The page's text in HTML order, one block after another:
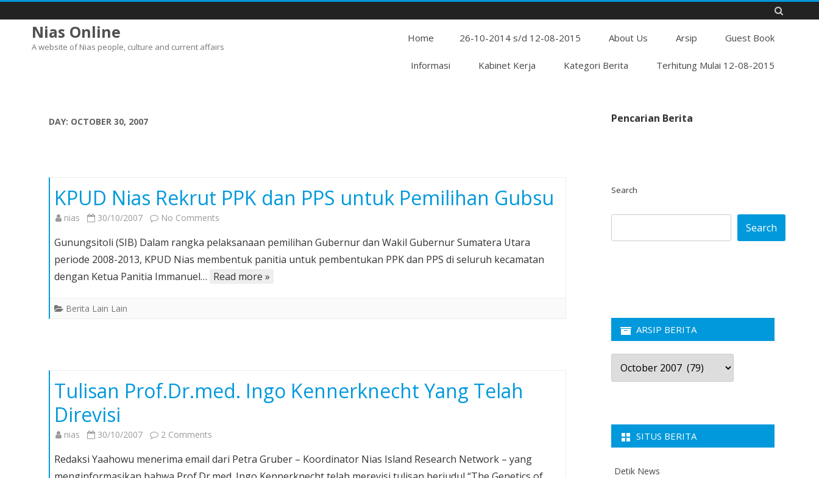
Nias Online
A website of Nias people, culture and current affairs
to
Home 26-10-2014 s/d 12-08-2015 About Us Arsip Guest Book
Informasi Kabinet Kerja Kategori Berita Terhitung Mulai 12-08-2015
DAY: OCTOBER 30, 2007
KPUD Nias Rekrut PPK dan PPS untuk Pemilihan Gubsu
nias 30/10/2007 No Comments
Nias
Rekrut
PPK
Gunungsitoli (SIB) Dalam rangka pelaksanaan pemilihan Gubernur dan Wakil Gubernur Sumatera Utara
periode 2008-2013, KPUD Nias membentuk panitia untuk pembentukan PPK dan PPS di seluruh kecamatan
dengan Ketua Panitia Immanuel… Read more »
Berita Lain Lain
Tulisan Prof.Dr.med. Ingo Kennerknecht Yang Telah
Direvisi
nias 30/10/2007 2 Comments
Prof.Dr.med.
Redaksi Yaahowu menerima email dari Petra Gruber – Koordinator Nias Island Research Network – yang
Pencarian Berita
Search
Search
ARSIP BERITA
Arsip
Berita
SITUS BERITA
Detik News